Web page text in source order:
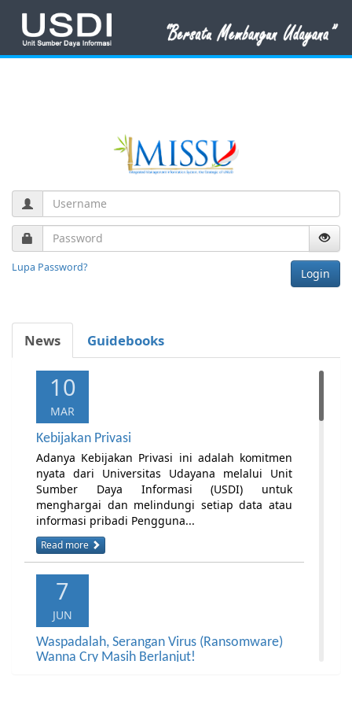
Lupa Password? Login
News Guidebooks
10
MAR
Kebijakan Privasi
Adanya Kebijakan Privasi ini adalah komitmen
nyata dari Universitas Udayana melalui Unit
Sumber Daya Informasi (USDI) untuk
menghargai dan melindungi setiap data atau
informasi pribadi Pengguna...
Read more
7
JUN
Waspadalah, Serangan Virus (Ransomware)
Wanna Cry Masih Berlanjut!